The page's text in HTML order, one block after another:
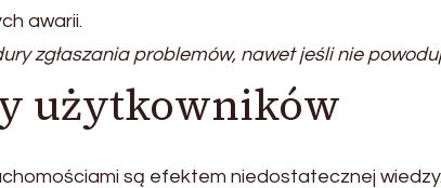
awarii.
zgłaszania problemów, nawet jeśli nie
użytkowników
są efektem niedostatecznej